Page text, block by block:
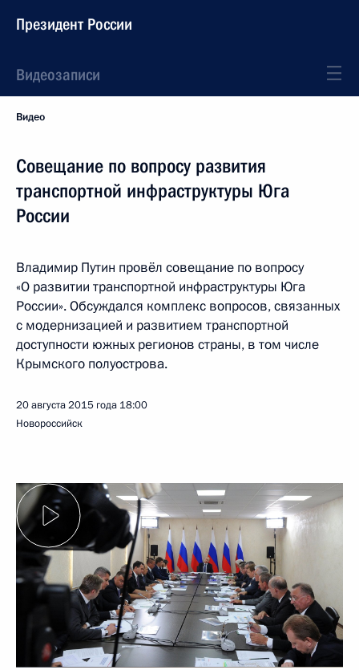
Президент России
Видеозаписи
Видео
Совещание по вопросу развития
транспортной инфраструктуры Юга
России
Владимир Путин провёл совещание по вопросу
«О развитии транспортной инфраструктуры Юга
России». Обсуждался комплекс вопросов, связанных
с модернизацией и развитием транспортной
доступности южных регионов страны, в том числе
Крымского полуострова.
20 августа 2015 года 18:00
Новороссийск